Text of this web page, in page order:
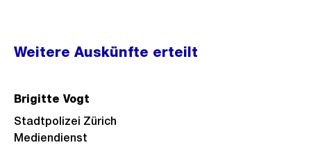
Weitere
Informationen
Weitere Auskünfte erteilt
Brigitte Vogt
Stadtpolizei Zürich
Mediendienst